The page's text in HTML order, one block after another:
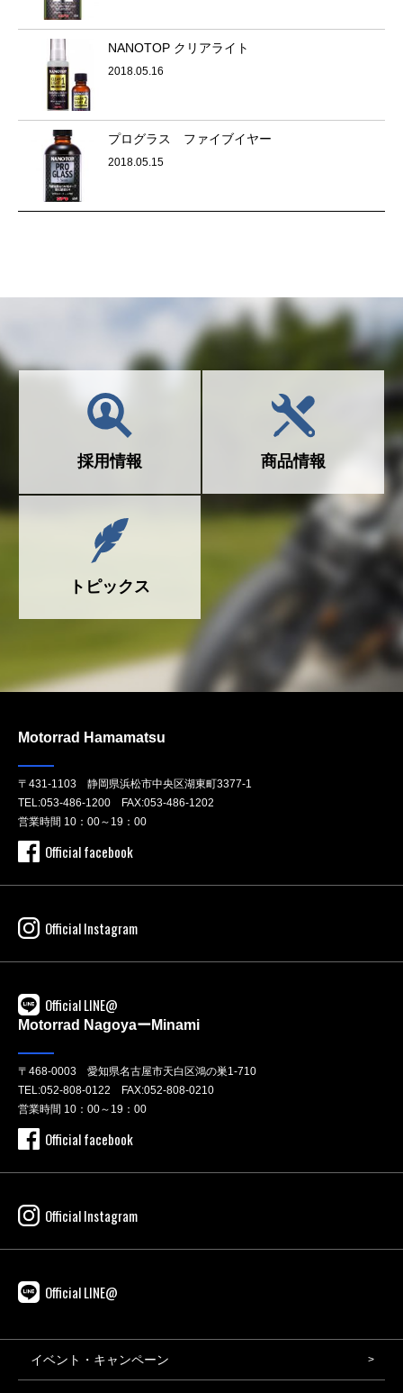
NANOTOP クリアライト
2018.05.16
プログラス ファイブイヤー
2018.05.15
採用情報 商品情報
トピックス
Motorrad Hamamatsu
〒431-1103 静岡県浜松市中央区湖東町3377-1
TEL:053-486-1200 FAX:053-486-1202
営業時間 10：00～19：00
Official facebook
Official Instagram
Official LINE@
Motorrad NagoyaーMinami
〒468-0003 愛知県名古屋市天白区鴻の巣1-710
TEL:052-808-0122 FAX:052-808-0210
営業時間 10：00～19：00
Official facebook
Official Instagram
Official LINE@
イベント・キャンペーン